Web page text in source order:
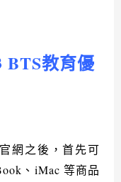
BTS教育優
網之後，首先可
、 iMac 等商品